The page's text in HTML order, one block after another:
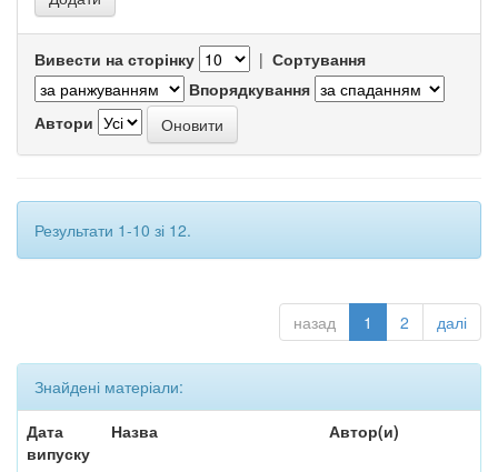
Вивести на сторінку | Сортування
Впорядкування
Автори
Результати 1-10 зі 12.
назад 1 2 далі
Знайдені матеріали:
Дата
випуску
Назва Автор(и)